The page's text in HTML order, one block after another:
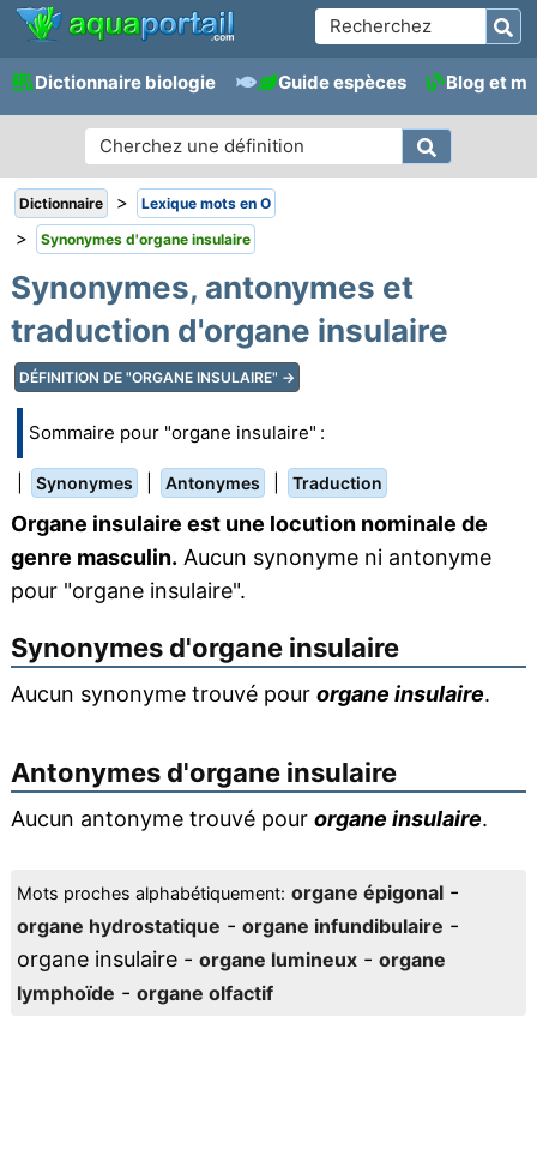
Dictionnaire biologie Guide espèces Blog et
Dictionnaire > Lexique mots en O
> Synonymes d'organe insulaire
Synonymes, antonymes et
traduction d'organe insulaire
DÉFINITION DE "ORGANE INSULAIRE" →
Sommaire pour "organe insulaire" :
Synonymes Antonymes Traduction
Organe insulaire est une locution nominale de
genre masculin. Aucun synonyme ni antonyme
pour "organe insulaire".
Synonymes d'organe insulaire
Aucun synonyme trouvé pour organe insulaire.
Antonymes d'organe insulaire
Aucun antonyme trouvé pour organe insulaire.
Mots proches alphabétiquement: organe épigonal-
organe hydrostatique - organe infundibulaire -
organe insulaire - organe lumineux- organe
lymphoïde - organe olfactif